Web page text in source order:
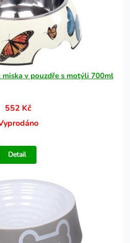
v pouzdře s motýli 700ml
552 Kč
Detail